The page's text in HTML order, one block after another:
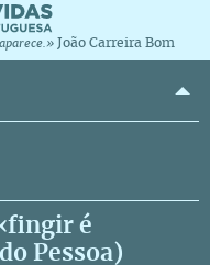
João Carreira Bom
é
Pessoa)